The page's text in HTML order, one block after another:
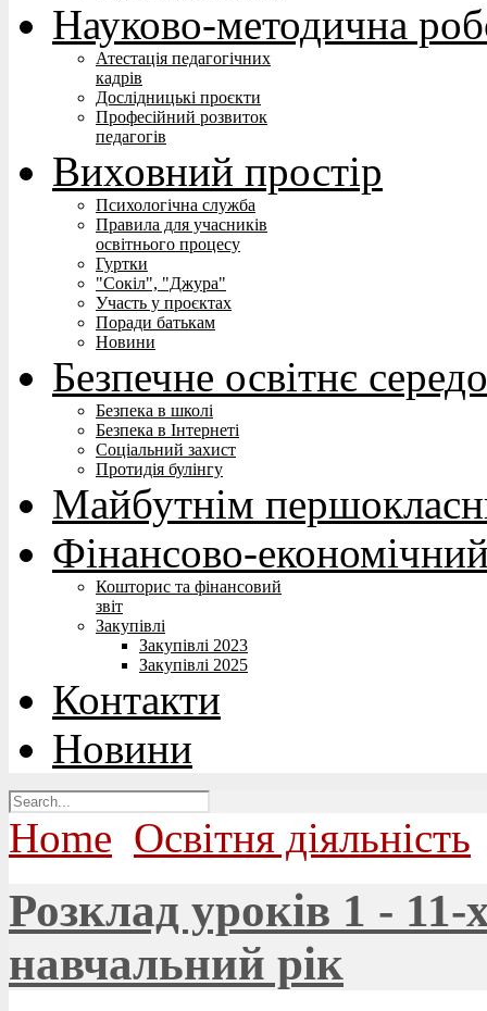
Науково-методична
Атестація педагогічних
кадрів
Дослідницькі проєкти
Професійний розвиток
педагогів
Виховний простір
Психологічна служба
Правила для учасників
освітнього процесу
Гуртки
"Сокіл", "Джура"
Участь у проєктах
Поради батькам
Новини
Безпечне освітнє
Безпека в школі
Безпека в Інтернеті
Соціальний захист
Протидія булінгу
Майбутнім
Фінансово-економічний
Кошторис та фінансовий
звіт
Закупівлі
Закупівлі 2023
Закупівлі 2025
Контакти
Новини
Home Освітня діяльність
Розклад уроків 1 - 11-
навчальний рік